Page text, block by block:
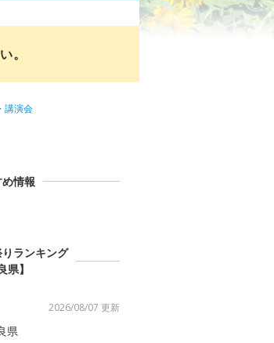
。
講演会
情報
ランキング
県】
2026/08/07 更新
県